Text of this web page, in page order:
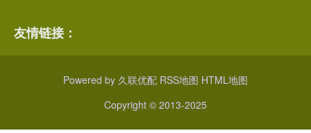
友情链接：
Powered by 久联优配 RSS地图 HTML地图
Copyright © 2013-2025